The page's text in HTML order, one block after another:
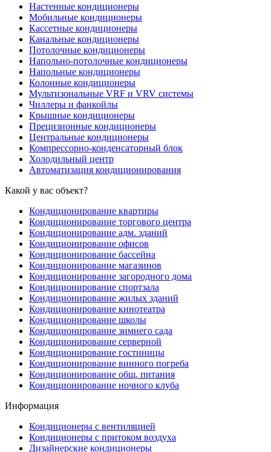
Настенные кондиционеры
Мобильные кондиционеры
Кассетные кондиционеры
Канальные кондиционеры
Потолочные кондиционеры
Напольно-потолочные кондиционеры
Напольные кондиционеры
Колонные кондиционеры
Мультизональные VRF и VRV системы
Чиллеры и фанкойлы
Крышные кондиционеры
Прецизионные кондиционеры
Центральные кондиционеры
Компрессорно-конденсаторный блок
Холодильный центр
Автоматизация кондиционирования
Какой у вас объект?
Кондиционирование квартиры
Кондиционирование торгового центра
Кондиционирование адм. зданий
Кондиционирование офисов
Кондиционирование бассейна
Кондиционирование магазинов
Кондиционирование загородного дома
Кондиционирование спортзала
Кондиционирование жилых зданий
Кондиционирование кинотеатра
Кондиционирование школы
Кондиционирование зимнего сада
Кондиционирование серверной
Кондиционирование гостиницы
Кондиционирование винного погреба
Кондиционирование общ. питания
Кондиционирование ночного клуба
Информация
Кондиционеры с вентиляцией
Кондиционеры с притоком воздуха
Дизайнерские кондиционеры